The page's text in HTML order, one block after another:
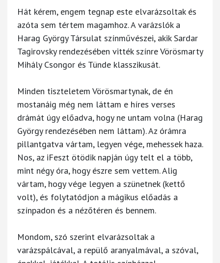
Hát kérem, engem tegnap este elvarázsoltak és
azóta sem tértem magamhoz. A varázslók a
Harag György Társulat színművészei, akik Sardar
Tagirovsky rendezésében vitték színre Vörösmarty
Mihály Csongor és Tünde klasszikusát.
Minden tiszteletem Vörösmartynak, de én
mostanáig még nem láttam e híres verses
drámát úgy előadva, hogy ne untam volna (Harag
György rendezésében nem láttam). Az órámra
pillantgatva vártam, legyen vége, mehessek haza.
Nos, az iFeszt ötödik napján úgy telt el a több,
mint négy óra, hogy észre sem vettem. Alig
vártam, hogy vége legyen a szünetnek (kettő
volt), és folytatódjon a mágikus előadás a
színpadon és a nézőtéren és bennem.
Mondom, szó szerint elvarázsoltak a
varázspálcával, a repülő aranyalmával, a szóval,